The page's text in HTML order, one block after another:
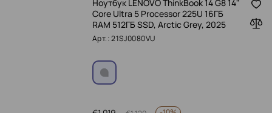
Ноутбук LENOVO ThinkBook 14 G8 14"
Core Ultra 5 Processor 225U 16ГБ
RAM 512ГБ SSD, Arctic Grey, 2025
Арт.: 21SJ0080VU